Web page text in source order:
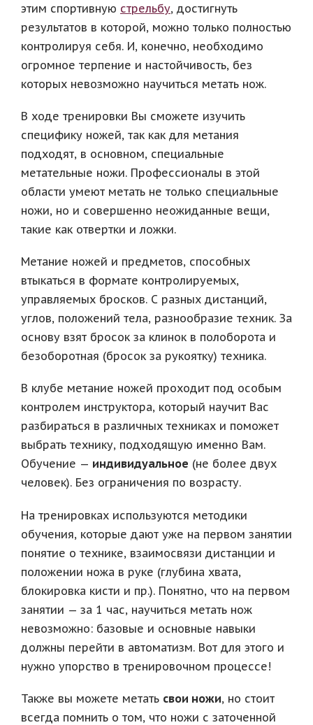
этим спортивную стрельбу, достигнуть
результатов в которой, можно только полностью
контролируя себя. И, конечно, необходимо
огромное терпение и настойчивость, без
которых невозможно научиться метать нож.
В ходе тренировки Вы сможете изучить
специфику ножей, так как для метания
подходят, в основном, специальные
метательные ножи. Профессионалы в этой
области умеют метать не только специальные
ножи, но и совершенно неожиданные вещи,
такие как отвертки и ложки.
Метание ножей и предметов, способных
втыкаться в формате контролируемых,
управляемых бросков. С разных дистанций,
углов, положений тела, разнообразие техник. За
основу взят бросок за клинок в полоборота и
безоборотная (бросок за рукоятку) техника.
В клубе метание ножей проходит под особым
контролем инструктора, который научит Вас
разбираться в различных техниках и поможет
выбрать технику, подходящую именно Вам.
Обучение — индивидуальное (не более двух
человек). Без ограничения по возрасту.
На тренировках используются методики
обучения, которые дают уже на первом занятии
понятие о технике, взаимосвязи дистанции и
положении ножа в руке (глубина хвата,
блокировка кисти и пр.). Понятно, что на первом
занятии — за 1 час, научиться метать нож
невозможно: базовые и основные навыки
должны перейти в автоматизм. Вот для этого и
нужно упорство в тренировочном процессе!
Также вы можете метать свои ножи, но стоит
всегда помнить о том, что ножи с заточенной